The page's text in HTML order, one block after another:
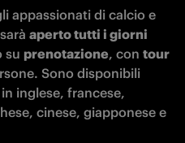
appassionati di calcio e
aperto tutti i giorni
su prenotazione, con tour
Sono disponibili
inglese, francese,
cinese, giapponese e